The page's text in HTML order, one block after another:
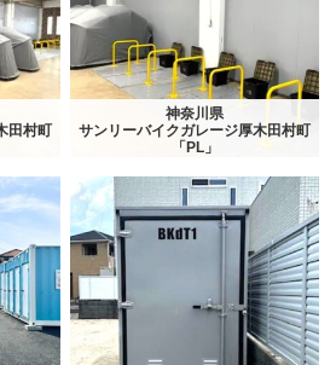
田村町
神奈川県
サンリーバイクガレージ厚木田村町
「PL」